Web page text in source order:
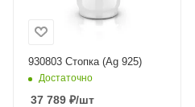
930803 Стопка (Ag 925)
Достаточно
37 789 ₽/шт